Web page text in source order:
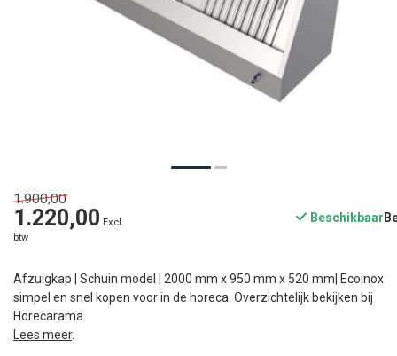
1.900,00
1.220,00 Excl.
btw
Beschikbaar
Afzuigkap | Schuin model | 2000 mm x 950 mm x 520 mm| Ecoinox
simpel en snel kopen voor in de horeca. Overzichtelijk bekijken bij
Horecarama.
Lees meer.